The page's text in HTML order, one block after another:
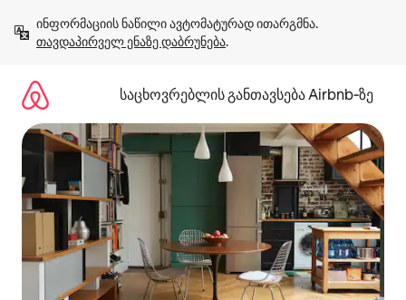
გადასვლა
თავდაპირველ ენაზე დაბრუნება.
საცხოვრებლის განთავსება Airbnb‑ზე